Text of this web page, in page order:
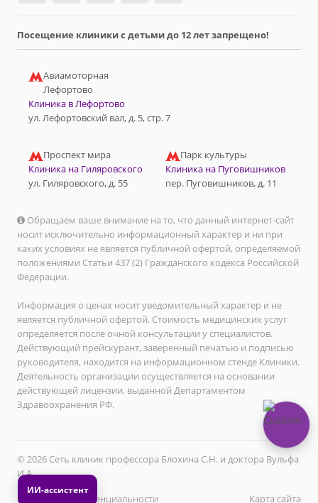
Посещение клиники с детьми до 12 лет запрещено!
Авиамоторная
Лефортово
Клиника в Лефортово
ул. Лефортовский вал, д. 5, стр. 7
Проспект мира
Клиника на Гиляровского
ул. Гиляровского, д. 55
Парк культуры
Клиника на Пуговишников
пер. Пуговишников, д. 11
Обращаем ваше внимание на то, что данный интернет-сайт
носит исключительно информационный характер и ни при
каких условиях не является публичной офертой, определяемой
положениями Статьи 437 (2) Гражданского кодекса Российской
Федерации.
Информация о ценах носит уведомительный характер и не
является публичной офертой. Стоимость медицинских услуг
определяется после очной консультации у специалистов.
Действующий прейскурант, заверенный печатью и подписью
руководителя, находится на информационном стенде Клиники.
Деятельность организации осуществляется на основании
действующей лицензии, выданной Департаментом
Здравоохранения РФ.
© 2026 Сеть клиник профессора Блохина С.Н. и доктора Вульфа
И.А.
Политика конфиденциальности
Карта сайта